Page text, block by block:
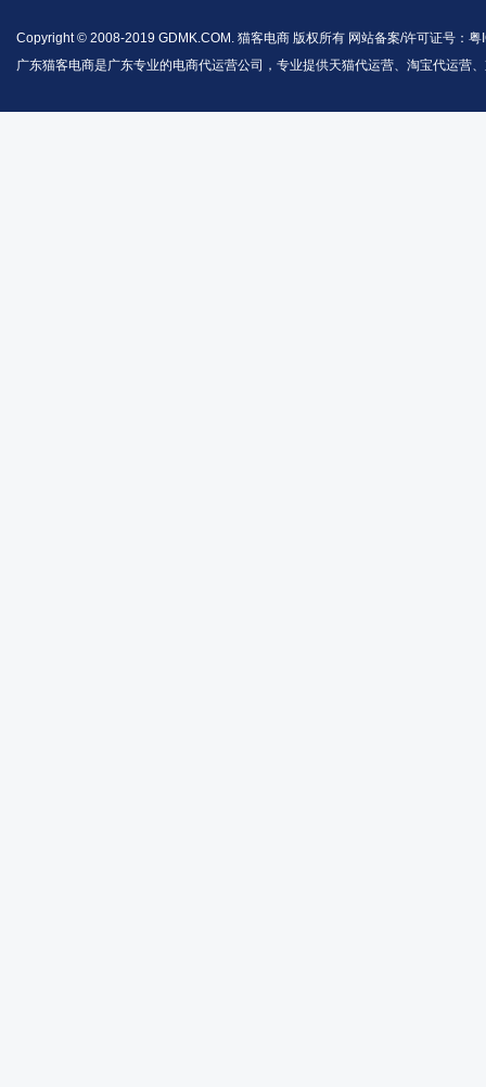
Copyright © 2008-2019 GDMK.COM. 猫客电商 版权所有 网站备案/许可证号： 粤
广东猫客电商是广东专业的电商代运营公司，专业提供天猫代运营、淘宝代运营